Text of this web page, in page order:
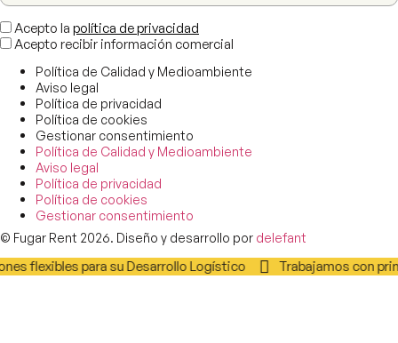
Acepto la política de privacidad
Acepto recibir información comercial
Política de Calidad y Medioambiente
Aviso legal
Política de privacidad
Política de cookies
Gestionar consentimiento
Política de Calidad y Medioambiente
Aviso legal
Política de privacidad
Política de cookies
Gestionar consentimiento
© Fugar Rent 2026. Diseño y desarrollo por delefant
flexibles para su Desarrollo Logístico Trabajamos con